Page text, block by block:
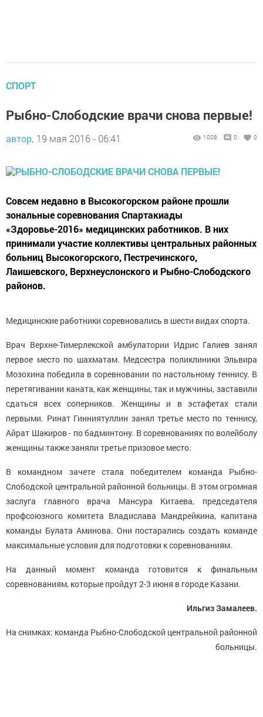
СПОРТ
Рыбно-Слободские врачи снова первые!
автор, 19 мая 2016 - 06:41 1008 0 0
Совсем недавно в Высокогорском районе прошли
зональные соревнования Спартакиады
«Здоровье-2016» медицинских работников. В них
принимали участие коллективы центральных районных
больниц Высокогорского, Пестречинского,
Лаишевского, Верхнеуслонского и Рыбно-Слободского
районов.
Медицинские работники соревновались в шести видах спорта.
Врач Верхне-Тимерлекской амбулатории Идрис Галиев занял
первое место по шахматам. Медсестра поликлиники Эльвира
Мозохина победила в соревновании по настольному теннису. В
перетягивании каната, как женщины, так и мужчины, заставили
сдаться всех соперников. Женщины и в эстафетах стали
первыми. Ринат Гинниятуллин занял третье место по теннису,
Айрат Шакиров - по бадминтону. В соревнованиях по волейболу
женщины также заняли третье призовое место.
В командном зачете стала победителем команда Рыбно-
Слободской центральной районной больницы. В этом огромная
заслуга главного врача Мансура Китаева, председателя
профсоюзного комитета Владислава Мандрейкина, капитана
команды Булата Аминова. Они постарались создать команде
максимальные условия для подготовки к соревнованиям.
На данный момент команда готовится к финальным
соревнованиям, которые пройдут 2-3 июня в городе Казани.
Ильгиз Замалеев.
На снимках: команда Рыбно-Слободской центральной районной
больницы.